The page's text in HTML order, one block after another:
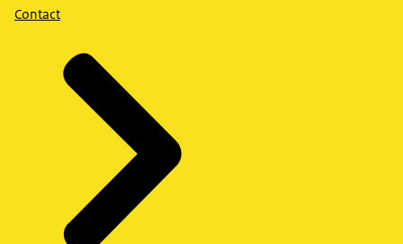
Contact